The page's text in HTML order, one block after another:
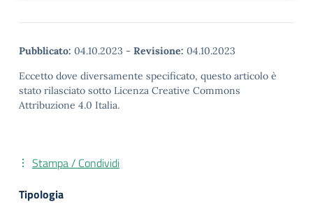
Pubblicato: 04.10.2023 - Revisione: 04.10.2023
Eccetto dove diversamente specificato, questo articolo è
stato rilasciato sotto Licenza Creative Commons
Attribuzione 4.0 Italia.
Stampa / Condividi
Tipologia